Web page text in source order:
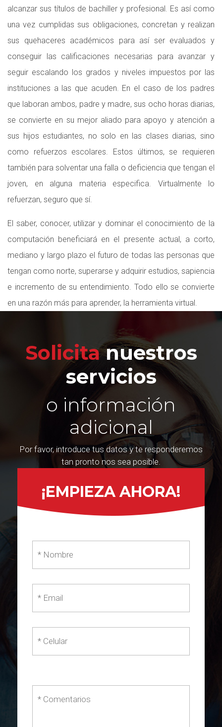
alcanzar sus títulos de bachiller y profesional. Es así como
una vez cumplidas sus obligaciones, concretan y realizan
sus quehaceres académicos para así ser evaluados y
conseguir las calificaciones necesarias para avanzar y
seguir escalando los grados y niveles impuestos por las
instituciones a las que acuden. En el caso de los padres
que laboran ambos, padre y madre, sus ocho horas diarias,
se convierte en su mejor aliado para apoyo y atención a
sus hijos estudiantes, no solo en las clases diarias, sino
como refuerzos escolares. Estos últimos, se requieren
también para solventar una falla o deficiencia que tengan el
joven, en alguna materia especifica. Virtualmente lo
refuerzan, seguro que sí.
El saber, conocer, utilizar y dominar el conocimiento de la
computación beneficiará en el presente actual, a corto,
mediano y largo plazo el futuro de todas las personas que
tengan como norte, superarse y adquirir estudios, sapiencia
e incremento de su entendimiento. Todo ello se convierte
en una razón más para aprender, la herramienta virtual.
Solicitanuestros
servicios
o información
adicional
Por favor, introduce tus datos y te responderemos
tan pronto nos sea posible.
¡EMPIEZA AHORA!